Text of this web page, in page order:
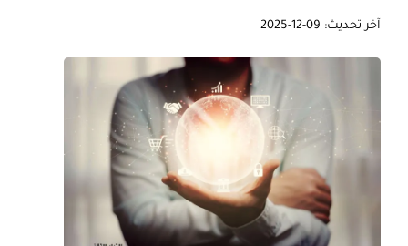
آخر تحديث: 09-12-2025